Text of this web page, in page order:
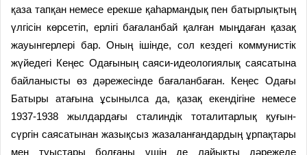
қаза тапқан немесе ерекше қаһармандық пен батырлықтың
үлгісін көрсетіп, ерлігі бағаланбай қалған мыңдаған қазақ
жауынгерлері бар. Оның ішінде, сол кездегі коммунистік
жүйедегі Кеңес Одағының саяси-идеологиялық саясатына
байланысты өз дәрежесінде бағаланбаған. Кеңес Одағы
Батыры атағына ұсынылса да, қазақ екендігіне немесе
1937-1938 жылдардағы сталиндік тоталитарлық қуғын-
сүргін саясатынан жазықсыз жазаланғандардың ұрпақтары
мен туыстары болғаны үшін де лайықты дәрежеде